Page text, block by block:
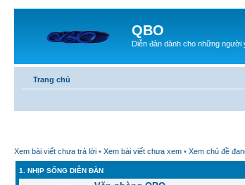
QBO
Diễn đàn dành cho những người
Trang chủ
Xem bài viết chưa trả lời • Xem bài viết chưa xem • Xem chủ đề
1. NHỊP SỐNG DIỄN ĐÀN